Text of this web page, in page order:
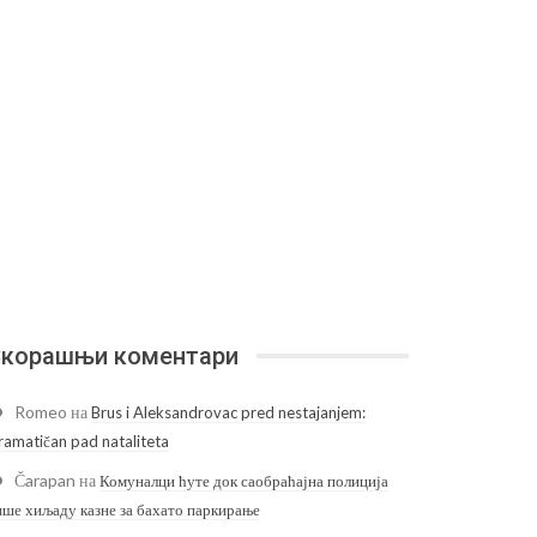
коментари
Romeo наBrus i Aleksandrovac pred nestajanjem:
pad nataliteta
Čarapan наКомуналци ћуте док саобраћајна полиција
хиљаду казне за бахато паркирање